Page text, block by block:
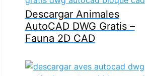
Descargar Animales
AutoCAD DWG Gratis –
Fauna 2D CAD